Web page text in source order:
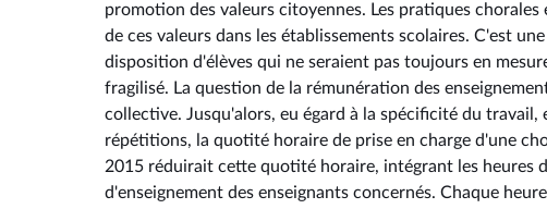
promotion des valeurs citoyennes. Les pratiques
de ces valeurs dans les établissements scolaires. C'est
disposition d'élèves qui ne seraient pas toujours en
fragilisé. La question de la rémunération des
collective. Jusqu'alors, eu égard à la spécificité du
répétitions, la quotité horaire de prise en charge d'une
2015 réduirait cette quotité horaire, intégrant les heures
d'enseignement des enseignants concernés. Chaque